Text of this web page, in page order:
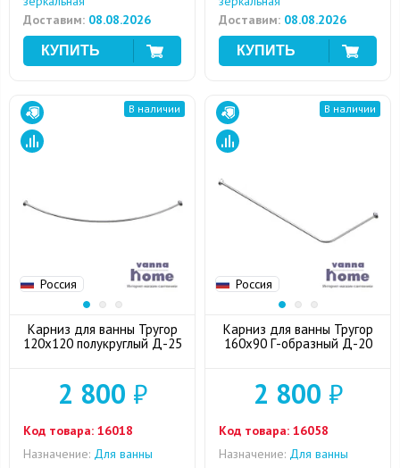
Доставим: 08.08.2026
Доставим: 08.08.2026
Россия
В наличии
Карниз для ванны Тругор
120x120 полукруглый Д-25
2 800 ₽
Код товара: 16018
Назначение: Для ванны
Россия
В наличии
Карниз для ванны Тругор
160x90 Г-образный Д-20
2 800 ₽
Код товара: 16058
Назначение: Для ванны